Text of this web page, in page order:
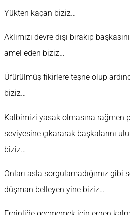
Yükten kaçan biziz…
Aklımızı devre dışı bırakıp
amel eden biziz…
Üfürülmüş fikirlere teşne olup
biziz…
Kalbimizi yasak olmasına rağmen
seviyesine çıkararak başkalarını
biziz…
Onları asla sorgulamadığımız gibi
düşman belleyen yine biziz…